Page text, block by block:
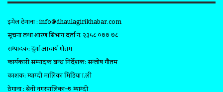
इमेल ठेगाना :info@dhaulagirikhabar.com
सूचना तथा प्रशारण बिभाग दर्ता न. २३५८ ०७७ ७८
सम्पादक: दुर्गा आचार्य गौतम
कार्यकारी सम्पादक प्रबन्ध निर्देशक: सन्तोष गौतम
प्रकाशक: म्याग्दी मालिका मिडिया प्रा.ली
ठेगाना : बेनी नगरपालिका–७ म्याग्दी